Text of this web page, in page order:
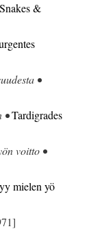
Snakes &
•
•Tardigrades
voitto •
mielen yö